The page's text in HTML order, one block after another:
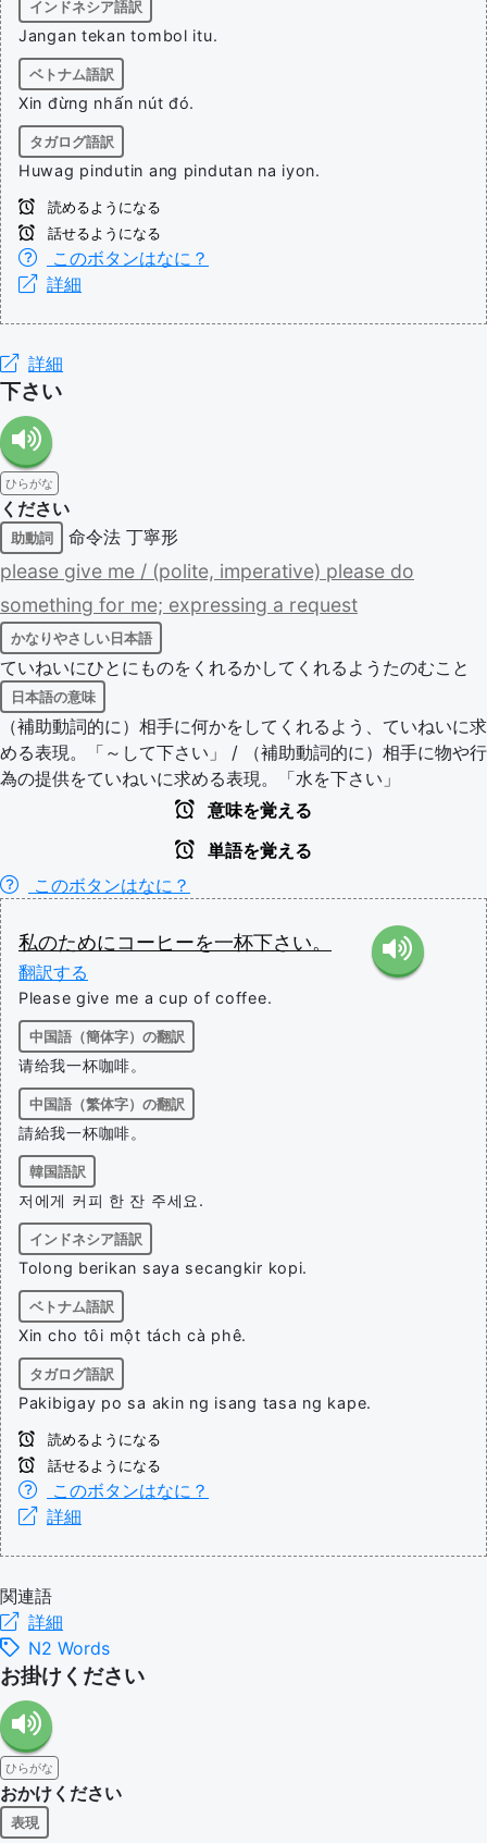
インドネシア語訳
Jangan tekan tombol itu.
ベトナム語訳
Xin đừng nhấn nút đó.
タガログ語訳
Huwag pindutin ang pindutan na iyon.
読めるようになる
話せるようになる
このボタンはなに？
詳細
詳細
下さい
ひらがな
ください
助動詞 命令法 丁寧形
please give me / (polite, imperative) please do
something for me; expressing a request
かなりやさしい日本語
ていねいにひとにものをくれるかしてくれるようたのむこと
日本語の意味
（補助動詞的に）相手に何かをしてくれるよう、ていねいに求
める表現。「～して下さい」 / （補助動詞的に）相手に物や行
為の提供をていねいに求める表現。「水を下さい」
意味を覚える
単語を覚える
このボタンはなに？
私のためにコーヒーを一杯下さい。
翻訳する
Please give me a cup of coffee.
中国語（簡体字）の翻訳
请给我一杯咖啡。
中国語（繁体字）の翻訳
請給我一杯咖啡。
韓国語訳
저에게 커피 한 잔 주세요.
インドネシア語訳
Tolong berikan saya secangkir kopi.
ベトナム語訳
Xin cho tôi một tách cà phê.
タガログ語訳
Pakibigay po sa akin ng isang tasa ng kape.
読めるようになる
話せるようになる
このボタンはなに？
詳細
関連語
詳細
N2 Words
お掛けください
ひらがな
おかけください
表現